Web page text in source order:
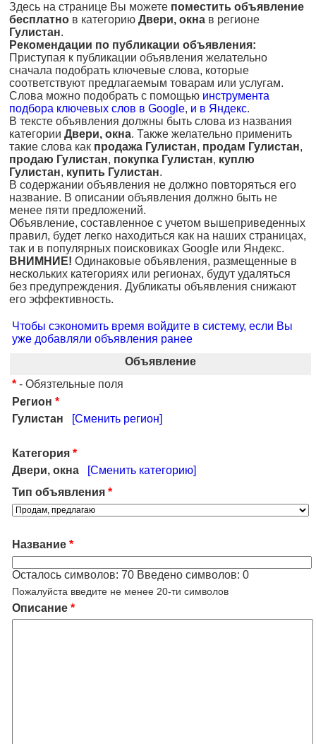
Здесь на странице Вы можете поместить объявление
бесплатно в категорию Двери, окна в регионе
Гулистан.
Рекомендации по публикации объявления:
Приступая к публикации объявления желательно
сначала подобрать ключевые слова, которые
соответствуют предлагаемым товарам или услугам.
Слова можно подобрать с помощью инструмента
подбора ключевых слов в Google, и в Яндекс.
В тексте объявления должны быть слова из названия
категории Двери, окна. Также желательно применить
такие слова как продажа Гулистан, продам Гулистан,
продаю Гулистан, покупка Гулистан, куплю
Гулистан, купить Гулистан.
В содержании объявления не должно повторяться его
название. В описании объявления должно быть не
менее пяти предложений.
Объявление, составленное с учетом вышеприведенных
правил, будет легко находиться как на наших страницах,
так и в популярных поисковиках Google или Яндекс.
ВНИМНИЕ! Одинаковые объявления, размещенные в
нескольких категориях или регионах, будут удаляться
без предупреждения. Дубликаты объявления снижают
его эффективность.
Чтобы сэкономить время войдите в систему, если Вы
уже добавляли объявления ранее
Объявление
* - Обязтельные поля
Регион *
Гулистан
[Сменить регион]
Категория *
Двери, окна
[Сменить категорию]
Тип объявления *
Название *
Осталось символов: 70 Введено символов: 0
Пожалуйста введите не менее 20-ти символов
Описание *